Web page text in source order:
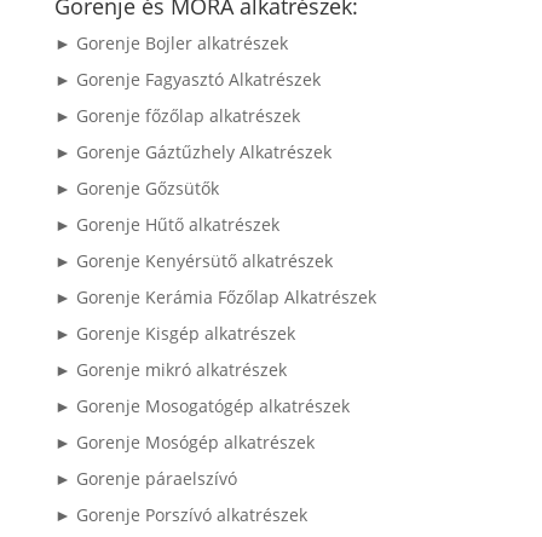
► Gorenje Bojler alkatrészek
► Gorenje Fagyasztó Alkatrészek
► Gorenje főzőlap alkatrészek
► Gorenje Gáztűzhely Alkatrészek
► Gorenje Gőzsütők
► Gorenje Hűtő alkatrészek
► Gorenje Kenyérsütő alkatrészek
► Gorenje Kerámia Főzőlap Alkatrészek
► Gorenje Kisgép alkatrészek
► Gorenje mikró alkatrészek
► Gorenje Mosogatógép alkatrészek
► Gorenje Mosógép alkatrészek
► Gorenje páraelszívó
► Gorenje Porszívó alkatrészek